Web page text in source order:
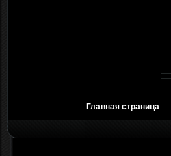
Главная страница